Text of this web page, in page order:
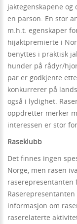
jaktegenskapene
en parson. En stor
m.h.t. egenskaper
hijaktpremierte i
benyttes i praktisk
hunder på rådyr/
par er godkjente
konkurrerer på
også i lydighet.
oppdretter merker
interessen er stor
Raseklubb
Det finnes ingen
Norge, men rasen
raserepresentanten
informasjon om
raserelaterte